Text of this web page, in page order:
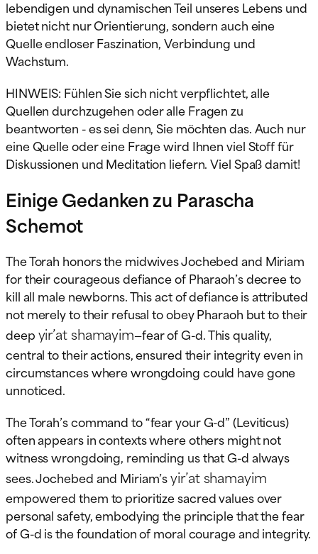
lebendigen und dynamischen Teil unseres Lebens und
bietet nicht nur Orientierung, sondern auch eine
Quelle endloser Faszination, Verbindung und
Wachstum.
HINWEIS: Fühlen Sie sich nicht verpflichtet, alle
Quellen durchzugehen oder alle Fragen zu
beantworten - es sei denn, Sie möchten das. Auch nur
eine Quelle oder eine Frage wird Ihnen viel Stoff für
Diskussionen und Meditation liefern. Viel Spaß damit!
Einige Gedanken zu Parascha
Schemot
The Torah honors the midwives Jochebed and Miriam
for their courageous defiance of Pharaoh’s decree to
kill all male newborns. This act of defiance is attributed
not merely to their refusal to obey Pharaoh but to their
deepyir’at shamayim—fear of G-d. This quality,
central to their actions, ensured their integrity even in
circumstances where wrongdoing could have gone
unnoticed.
The Torah’s command to “fear your G-d” (Leviticus)
often appears in contexts where others might not
witness wrongdoing, reminding us that G-d always
sees. Jochebed and Miriam’syir’at shamayim
empowered them to prioritize sacred values over
personal safety, embodying the principle that the fear
of G-d is the foundation of moral courage and integrity.